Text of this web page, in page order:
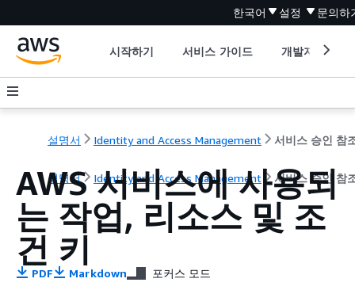
한국어 설정 문의하
시작하기 서비스 가이드 개발자 도구
설명서 Identity and Access Management 서비스 승인 참
설명서 Identity and Access Management 서비스 승인 참
AWS 서비스에 사용되
는 작업, 리소스 및 조
건 키
PDF Markdown 포커스 모드